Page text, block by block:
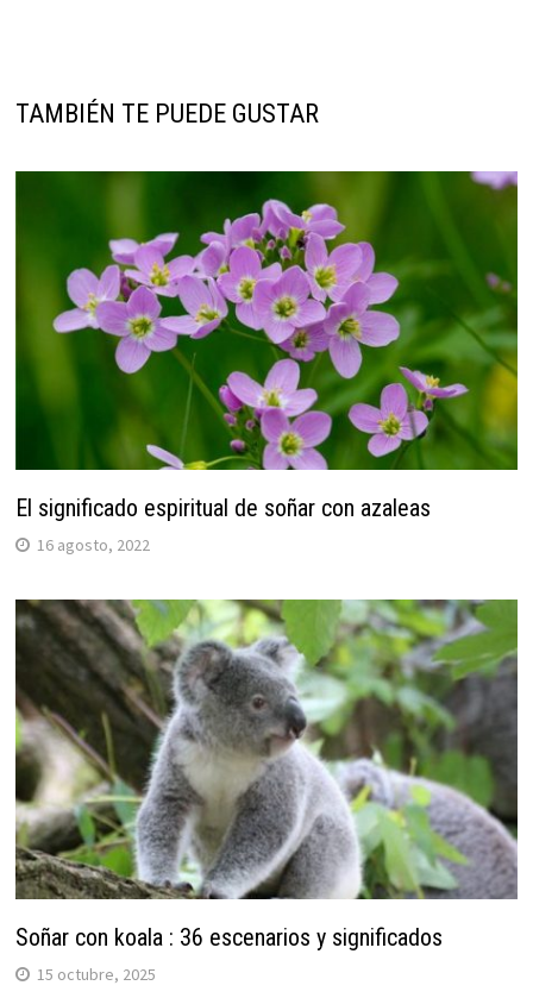
TAMBIÉN TE PUEDE GUSTAR
El significado espiritual de soñar con azaleas
16 agosto, 2022
Soñar con koala : 36 escenarios y significados
15 octubre, 2025